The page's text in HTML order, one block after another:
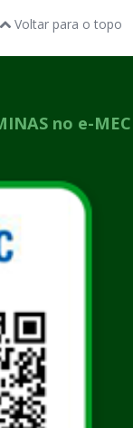
Voltar para o topo
no e-MEC